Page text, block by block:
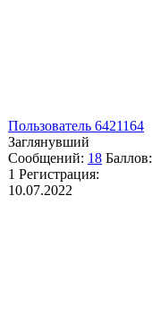
Пользователь 6421164
Заглянувший
Сообщений: 18 Баллов:
1 Регистрация:
10.07.2022